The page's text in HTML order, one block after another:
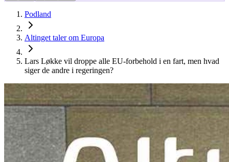
Podland
Altinget taler om Europa
Lars Løkke vil droppe alle EU-forbehold i en fart, men hvad
siger de andre i regeringen?